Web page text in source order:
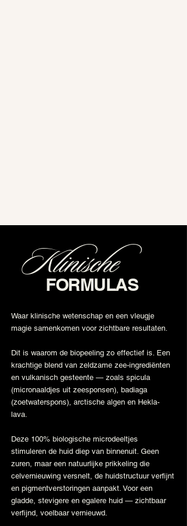
Klinische
FORMULAS
Waar klinische wetenschap en een vleugje
magie samenkomen voor zichtbare resultaten.
Dit is waarom de biopeeling zo effectief is. Een
krachtige blend van zeldzame zee-ingrediënten
en vulkanisch gesteente — zoals spicula
(micronaaldjes uit zeesponsen), badiaga
(zoetwaterspons), arctische algen en Hekla-
lava.
Deze 100% biologische microdeeltjes
stimuleren de huid diep van binnenuit. Geen
zuren, maar een natuurlijke prikkeling die
celvernieuwing versnelt, de huidstructuur verfijnt
en pigmentverstoringen aanpakt. Voor een
gladde, stevigere en egalere huid — zichtbaar
verfijnd, voelbaar vernieuwd.